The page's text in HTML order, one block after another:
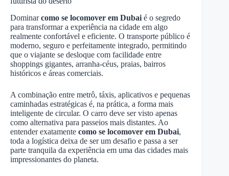
Dominarcomo se locomover em Dubai é o segredo
para transformar a experiência na cidade em algo
realmente confortável e eficiente. O transporte público é
moderno, seguro e perfeitamente integrado, permitindo
que o viajante se desloque com facilidade entre
shoppings gigantes, arranha-céus, praias, bairros
históricos e áreas comerciais.
A combinação entre metrô, táxis, aplicativos e pequenas
caminhadas estratégicas é, na prática, a forma mais
inteligente de circular. O carro deve ser visto apenas
como alternativa para passeios mais distantes. Ao
entender exatamente como se locomover em Dubai,
toda a logística deixa de ser um desafio e passa a ser
parte tranquila da experiência em uma das cidades mais
impressionantes do planeta.